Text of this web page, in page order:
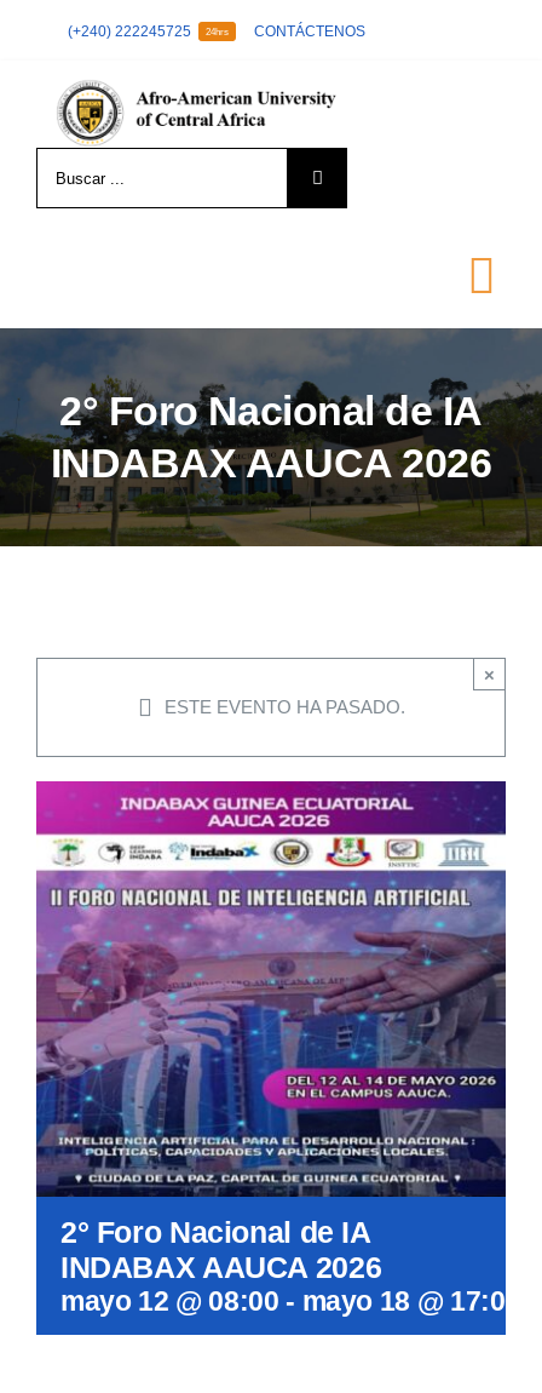
(+240) 222245725 24hrs CONTÁCTENOS
LA UNIVERSIDAD
FORMACIÓN
ADMISIÓN
DOCUMENTOS
CONTÁCTENOS
ACCESOS DIRECTOS
2° Foro Nacional de IA
INDABAX AAUCA 2026
ESTE EVENTO HA PASADO.
×
2° Foro Nacional de IA
INDABAX AAUCA 2026
mayo 12 @ 08:00 - mayo 18 @ 17:00